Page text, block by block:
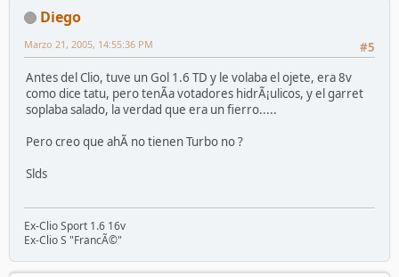
Diego
#5
Marzo 21, 2005, 14:55:36 PM
Antes del Clio, tuve un Gol 1.6 TD y le volaba el ojete, era 8v
como dice tatu, pero tenÃ­a votadores hidrÃ¡ulicos, y el garret
soplaba salado, la verdad que era un fierro.....
Pero creo que ahÃ­ no tienen Turbo no ?
Slds
Ex-Clio Sport 1.6 16v
Ex-Clio S "FrancÃ©"